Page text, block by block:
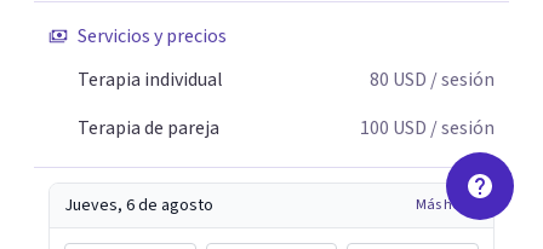
Servicios y precios
Terapia individual
80 USD / sesión
Terapia de pareja
100 USD / sesión
Jueves, 6 de agosto Más horas